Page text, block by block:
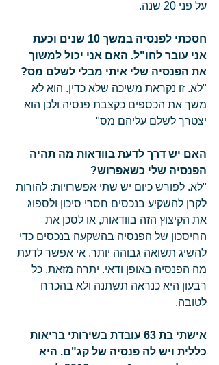
על פני 20 שנה.
חסכתי לפנסיה במשך 10 שנים וכעת
אני עובר לחו"ל. האם אני יכול למשוך
את הפנסיה שלי איתי מבלי לשלם מס?
"לא. זו נקראת משיכה שלא כדין. הוא לא
משך את הכספים כקצבת פנסיה ולכן הוא
יצטרך לשלם עליהם מס"
האם יש דרך לדעת בוודאות מה תהיה
הפנסיה שלי כשאפרוש?
"לא. לפורש כיום יש שתי אפשרויות: להורות
לקרן להשקיע בנכסים חסרי סיכון ולספוג
את הקיצוץ הזה בוודאות, או לסכן את
החיסכון של הפנסיה בהשקעה בנכסים כדי
להשיג תשואה גבוהה יותר. אי אפשר לדעת
מה הפנסיה באופן ודאי. יתרה מזאת, כל
רבעון היא כנראה תשתנה ולא בהכרח
לטובה.
אישתי בת 63 עובדת בשירותי בריאות
כללית ויש לה פנסיה של קג"ם. היא